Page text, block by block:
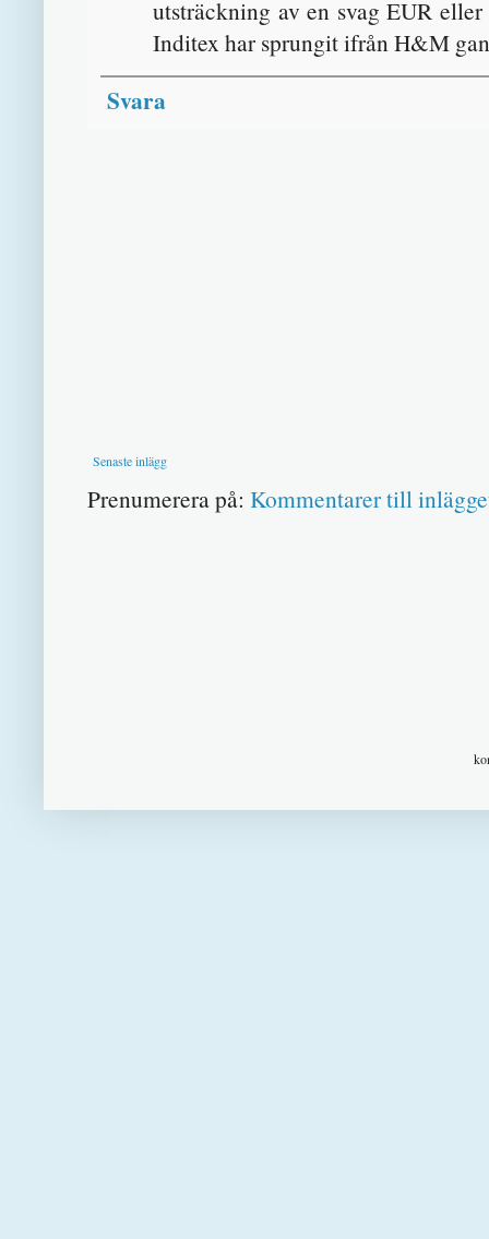
utsträckning av en svag EUR
Inditex har sprungit ifrån H&M
Svara
Senaste inlägg
Prenumerera på: Kommentarer till